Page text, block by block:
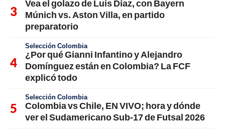
Vea el golazo de Luis Díaz, con Bayern
Múnich vs. Aston Villa, en partido
preparatorio
Selección Colombia
¿Por qué Gianni Infantino y Alejandro
Domínguez están en Colombia? La FCF
explicó todo
Selección Colombia
Colombia vs Chile, EN VIVO; hora y dónde
ver el Sudamericano Sub-17 de Futsal 2026